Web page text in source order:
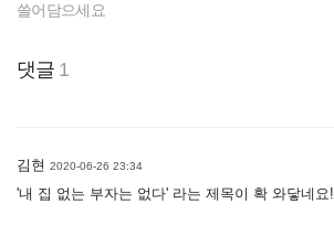
쓸어담으세요
댓글 1
김현 2020-06-26 23:34
'내 집 없는 부자는 없다' 라는 제목이 확 와닿네요!